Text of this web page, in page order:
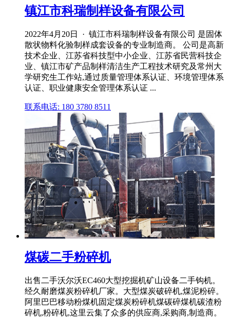
镇江市科瑞制样设备有限公司
2022年4月20日 · 镇江市科瑞制样设备有限公司 是固体
散状物料化验制样成套设备的专业制造商。 公司是高新
技术企业、江苏省科技型中小企业、江苏省民营科技企
业、镇江市矿产品制样清洁生产工程技术研究及常州大
学研究生工作站,通过质量管理体系认证、环境管理体系
认证、职业健康安全管理体系认证 ...
联系电话: 180 3780 8511
煤碳二手粉碎机
出售二手沃尔沃EC460大型挖掘机矿山设备二手钩机。
经久耐磨煤炭粉碎机厂家。大型煤炭破碎机,煤泥粉碎。
阿里巴巴移动粉煤机固定煤炭粉碎机煤碳碎煤机碳渣粉
碎机,粉碎机,这里云集了众多的供应商,采购商,制造商。